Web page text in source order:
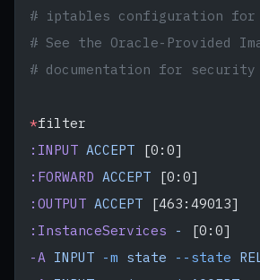
# iptables configuration for
# See the Oracle-Provided
# documentation for
*filter
:INPUT ACCEPT [0:0]
:FORWARD ACCEPT [0:0]
:OUTPUT ACCEPT [463:49013]
:InstanceServices -
[0:0]
-A INPUT -m state --state